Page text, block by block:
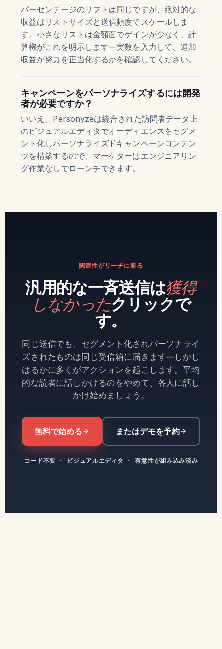
パーセンテージのリフトは同じですが、絶対的な
収益はリストサイズと送信頻度でスケールしま
す。小さなリストは金額面でゲインが少なく、計
算機がこれを明示します—実数を入力して、追加
収益が努力を正当化するかを確認してください。
キャンペーンをパーソナライズするには開発
者が必要ですか？
いいえ。Personyzeは統合された訪問者データ上
のビジュアルエディタでオーディエンスをセグメ
ント化しパーソナライズドキャンペーンコンテン
ツを構築するので、マーケターはエンジニアリン
グ作業なしでローンチできます。
関連性がリーチに勝る
汎用的な一斉送信は獲得
しなかったクリックで
す。
同じ送信でも、セグメント化されパーソナライ
ズされたものは同じ受信箱に届きます—しかし
はるかに多くがアクションを起こします。平均
的な読者に話しかけるのをやめて、各人に話し
かけ始めましょう。
無料で始める またはデモを予約
コード不要 · ビジュアルエディタ ·有意性が組み込み済み